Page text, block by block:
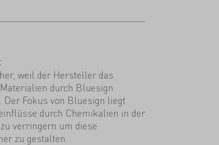
weil der Hersteller das
durch Bluesign
Fokus von Bluesign liegt
durch Chemikalien in der
verringern um diese
zu gestalten.